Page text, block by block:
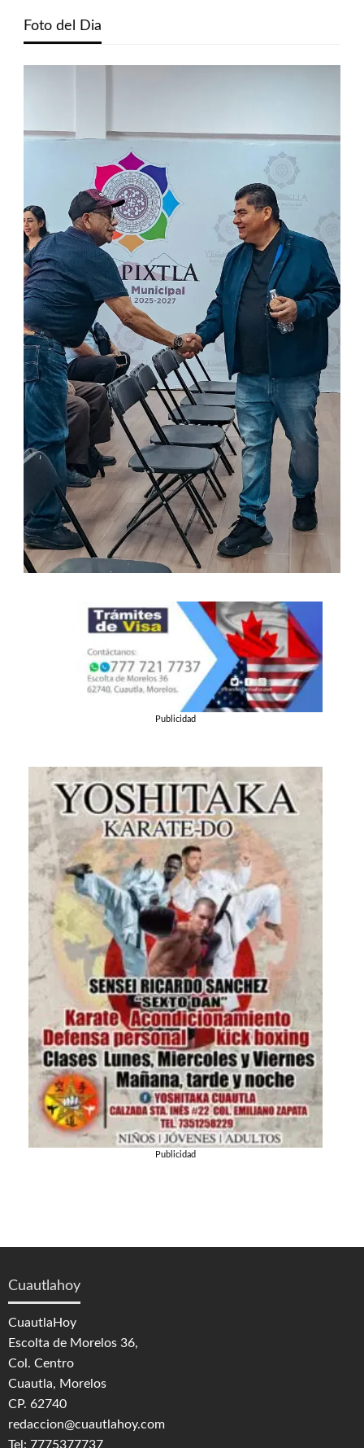
Foto del Dia
Publicidad
Publicidad
Cuautlahoy
CuautlaHoy
Escolta de Morelos 36,
Col. Centro
Cuautla, Morelos
CP. 62740
redaccion@cuautlahoy.com
Tel: 7775377737